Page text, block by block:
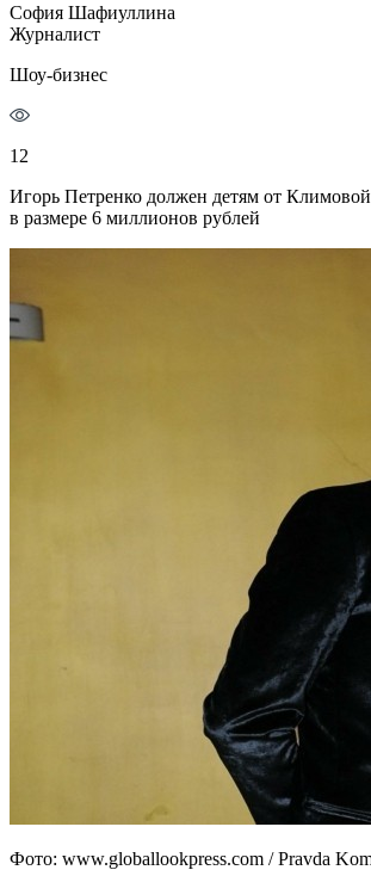
София Шафиуллина
Журналист
Шоу-бизнес
12
Игорь Петренко должен детям от
в размере 6 миллионов рублей
Фото: www.globallookpress.com / Pravda